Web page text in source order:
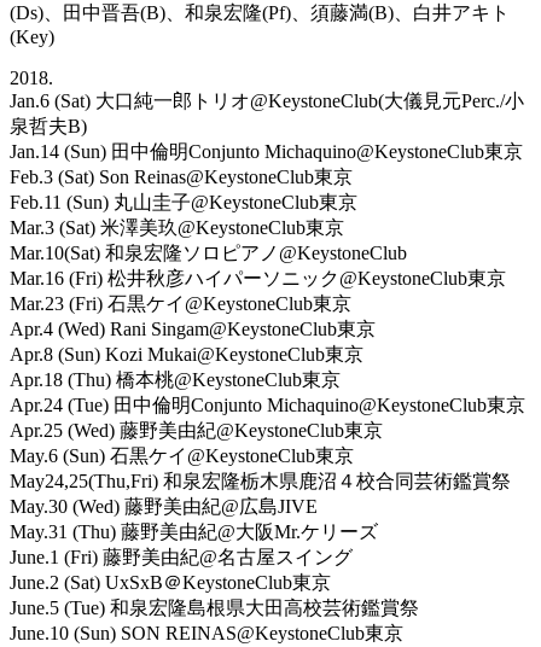
(Ds)、田中晋吾(B)、和泉宏隆(Pf)、須藤満(B)、白井アキト
(Key)
2018.
Jan.6 (Sat) 大口純一郎トリオ@KeystoneClub(大儀見元Perc./小
泉哲夫B)
Jan.14 (Sun) 田中倫明Conjunto Michaquino@KeystoneClub東京
Feb.3 (Sat) Son Reinas@KeystoneClub東京
Feb.11 (Sun) 丸山圭子@KeystoneClub東京
Mar.3 (Sat) 米澤美玖@KeystoneClub東京
Mar.10(Sat) 和泉宏隆ソロピアノ@KeystoneClub
Mar.16 (Fri) 松井秋彦ハイパーソニック@KeystoneClub東京
Mar.23 (Fri) 石黒ケイ@KeystoneClub東京
Apr.4 (Wed) Rani Singam@KeystoneClub東京
Apr.8 (Sun) Kozi Mukai@KeystoneClub東京
Apr.18 (Thu) 橋本桃@KeystoneClub東京
Apr.24 (Tue) 田中倫明Conjunto Michaquino@KeystoneClub東京
Apr.25 (Wed) 藤野美由紀@KeystoneClub東京
May.6 (Sun) 石黒ケイ@KeystoneClub東京
May24,25(Thu,Fri) 和泉宏隆栃木県鹿沼４校合同芸術鑑賞祭
May.30 (Wed) 藤野美由紀@広島JIVE
May.31 (Thu) 藤野美由紀@大阪Mr.ケリーズ
June.1 (Fri) 藤野美由紀@名古屋スイング
June.2 (Sat) UxSxB＠KeystoneClub東京
June.5 (Tue) 和泉宏隆島根県大田高校芸術鑑賞祭
June.10 (Sun) SON REINAS@KeystoneClub東京